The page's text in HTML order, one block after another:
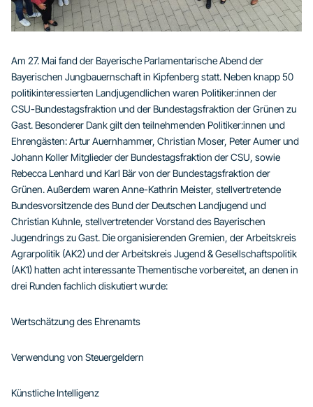
Am 27. Mai fand der Bayerische Parlamentarische Abend der
Bayerischen Jungbauernschaft in Kipfenberg statt. Neben knapp 50
politikinteressierten Landjugendlichen waren Politiker:innen der
CSU-Bundestagsfraktion und der Bundestagsfraktion der Grünen zu
Gast. Besonderer Dank gilt den teilnehmenden Politiker:innen und
Ehrengästen: Artur Auernhammer, Christian Moser, Peter Aumer und
Johann Koller Mitglieder der Bundestagsfraktion der CSU, sowie
Rebecca Lenhard und Karl Bär von der Bundestagsfraktion der
Grünen. Außerdem waren Anne-Kathrin Meister, stellvertretende
Bundesvorsitzende des Bund der Deutschen Landjugend und
Christian Kuhnle, stellvertretender Vorstand des Bayerischen
Jugendrings zu Gast. Die organisierenden Gremien, der Arbeitskreis
Agrarpolitik (AK2) und der Arbeitskreis Jugend & Gesellschaftspolitik
(AK1) hatten acht interessante Thementische vorbereitet, an denen in
drei Runden fachlich diskutiert wurde:
Wertschätzung des Ehrenamts
Verwendung von Steuergeldern
Künstliche Intelligenz